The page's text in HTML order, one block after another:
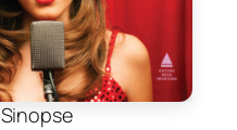
Sinopse